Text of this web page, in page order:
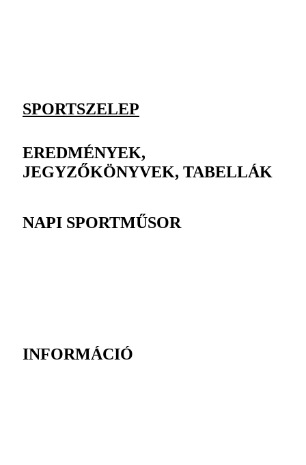
SPORTSZELEP
EREDMÉNYEK,
JEGYZŐKÖNYVEK, TABELLÁK
NAPI SPORTMŰSOR
INFORMÁCIÓ